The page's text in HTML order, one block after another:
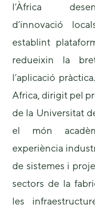
l’Àfrica
d’innovació
establint
redueixin la
l’aplicació
Africa, dirigit pel
de la Universitat
el món
experiència
de sistemes i
sectors de la
les